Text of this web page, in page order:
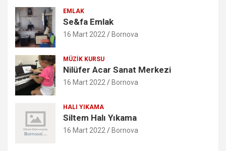
EMLAK
Se&fa Emlak
16 Mart 2022 Bornova
MÜZIK KURSU
Nilüfer Acar Sanat Merkezi
16 Mart 2022 Bornova
HALI YIKAMA
Siltem Halı Yıkama
16 Mart 2022 Bornova